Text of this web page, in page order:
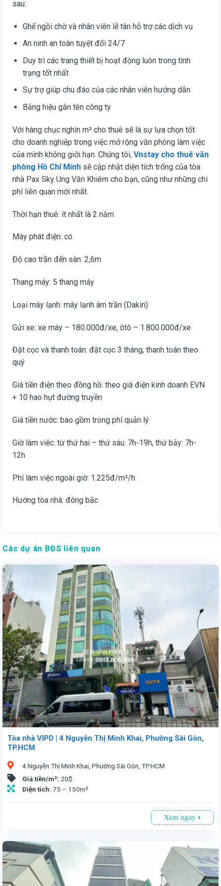
sau:
Ghế ngồi chờ và nhân viên lễ tân hỗ trợ các dịch vụ
An ninh an toàn tuyệt đối 24/7
Duy trì các trang thiết bị hoạt động luôn trong tình
trạng tốt nhất
Sự trợ giúp chu đáo của các nhân viên hướng dẫn
Bảng hiệu gắn tên công ty
Với hàng chục nghìn m² cho thuê sẽ là sự lựa chọn tốt
cho doanh nghiệp trong việc mở rộng văn phòng làm việc
của mình không giới hạn. Chúng tôi, Vnstay cho thuê văn
phòng Hồ Chí Minh sẽ cập nhật diện tích trống của tòa
nhà Pax Sky Ung Văn Khiêm cho bạn, cũng như những chi
phí liên quan mới nhất.
Thời hạn thuê: ít nhất là 2 năm
Máy phát điện: có
Độ cao trần đến sàn: 2,6m
Thang máy: 5 thang máy
Loại máy lạnh: máy lạnh âm trần (Dakin)
Gửi xe: xe máy – 180.000đ/xe, ôtô – 1.800.000đ/xe
Đặt cọc và thanh toán: đặt cọc 3 tháng, thanh toán theo
quý
Giá tiền điện theo đồng hồ: theo giá điện kinh doanh EVN
+ 10 hao hụt đường truyền
Giá tiền nước: bao gồm trong phí quản lý
Giờ làm việc: từ thứ hai – thứ sáu: 7h-19h, thứ bảy: 7h-
12h
Phí làm việc ngoài giờ: 1.225đ/m²/h
Hướng tòa nhà: đông bắc
Các dự án BĐS liên quan
Tòa nhà VIPD | 4 Nguyễn Thị Minh Khai, Phường Sài Gòn,
TP.HCM
4 Nguyễn Thị Minh Khai, Phường Sài Gòn, TP.HCM
Giá tiền/m²: 20$
Diện tích: 75 – 150m²
Xem ngay